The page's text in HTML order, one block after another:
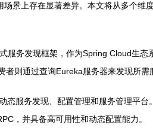
景上存在显著差异。本文将从多个维
服务发现框架，作为Spring Cloud生
者则通过查询Eureka服务器来发现所
态服务发现、配置管理和服务管理平
，并具备高可用性和动态配置能力。